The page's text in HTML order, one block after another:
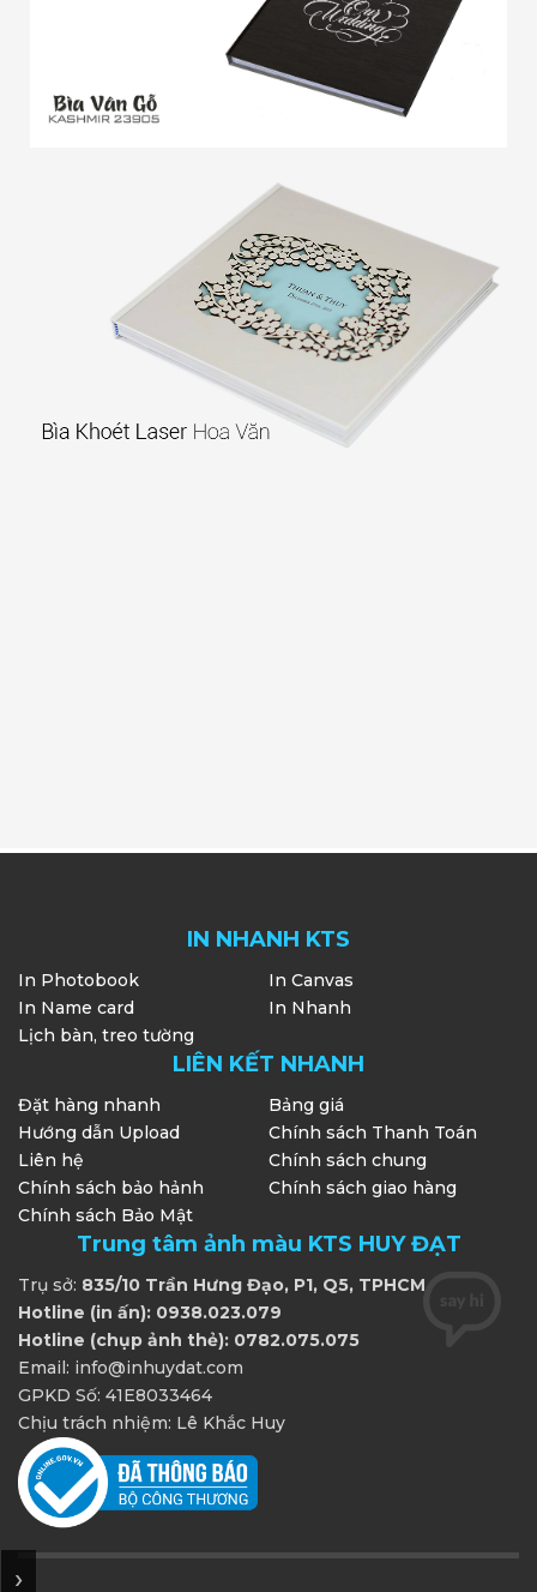
IN NHANH KTS
In Photobook
In Canvas
In Name card
In Nhanh
Lịch bàn, treo tường
LIÊN KẾT NHANH
Đặt hàng nhanh
Bảng giá
Hướng dẫn Upload
Chính sách Thanh Toán
Liên hệ
Chính sách chung
Chính sách bảo hảnh
Chính sách giao hàng
Chính sách Bảo Mật
Trung tâm ảnh màu KTS HUY ĐẠT
Trụ sở: 835/10 Trần Hưng Đạo, P1, Q5, TPHCM
Hotline (in ấn): 0938.023.079
Hotline (chụp ảnh thẻ): 0782.075.075
Email: info@inhuydat.com
GPKD Số: 41E8033464
Chịu trách nhiệm: Lê Khắc Huy